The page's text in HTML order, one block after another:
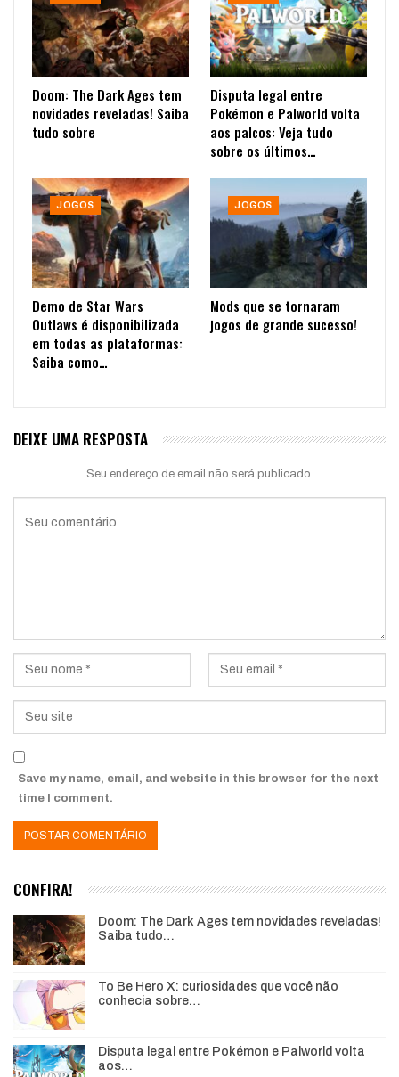
Doom: The Dark Ages tem
novidades reveladas! Saiba
tudo sobre
Disputa legal entre
Pokémon e Palworld volta
aos palcos: Veja tudo
sobre os últimos…
JOGOS
Demo de Star Wars
Outlaws é disponibilizada
em todas as plataformas:
Saiba como…
JOGOS
Mods que se tornaram
jogos de grande sucesso!
DEIXE UMA RESPOSTA
Seu endereço de email não será publicado.
Save my name, email, and website in this browser for the next
time I comment.
CONFIRA!
Doom: The Dark Ages tem novidades reveladas!
Saiba tudo…
To Be Hero X: curiosidades que você não
conhecia sobre…
Disputa legal entre Pokémon e Palworld volta
aos…